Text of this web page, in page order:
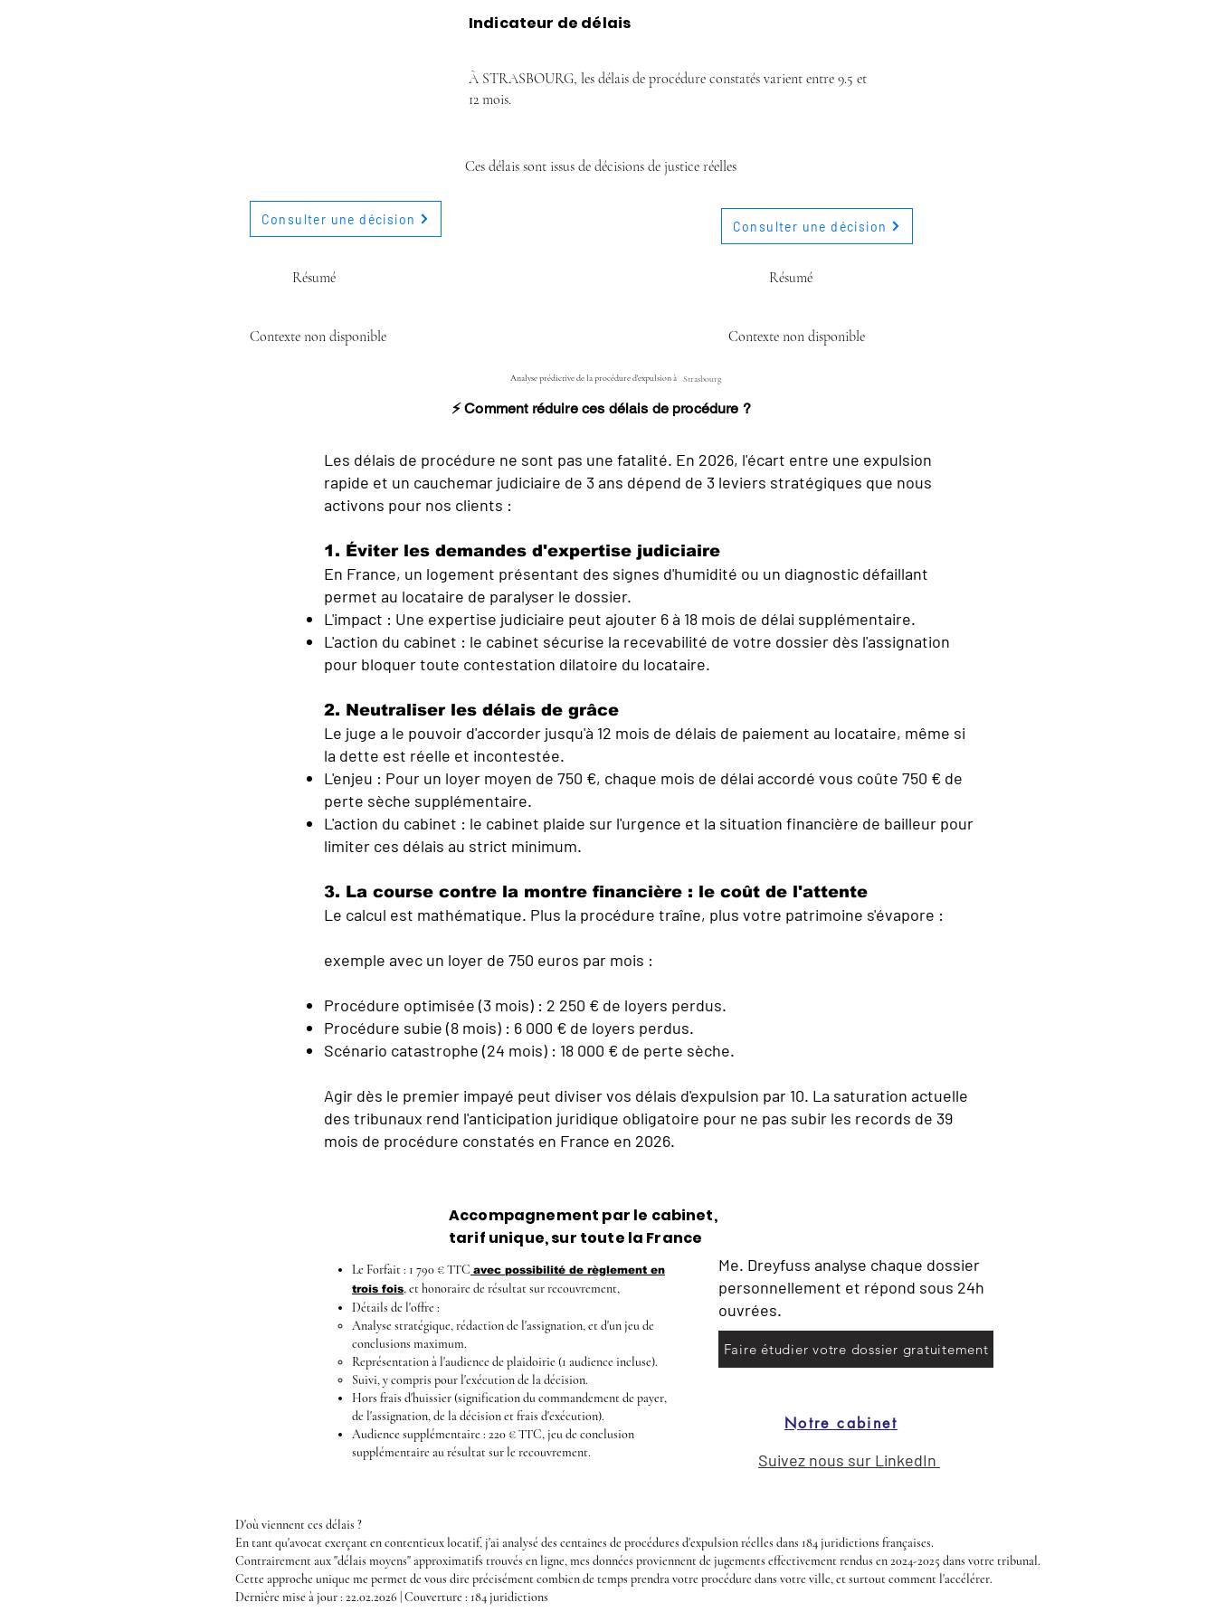
Indicateur de délais
À STRASBOURG, les délais de procédure constatés varient entre 9.5 et
12 mois.
Ces délais sont issus de décisions de justice réelles
Consulter une décision
Résumé
Consulter une décision
Résumé
Contexte non disponible Contexte non disponible
Analyse prédictive de la procédure d'expulsion à Strasbourg
⚡ Comment réduire ces délais de procédure ?
Les délais de procédure ne sont pas une fatalité. En 2026, l'écart entre une expulsion
rapide et un cauchemar judiciaire de 3 ans dépend de 3 leviers stratégiques que nous
activons pour nos clients :
1. Éviter les demandes d'expertise judiciaire
En France, un logement présentant des signes d'humidité ou un diagnostic défaillant
permet au locataire de paralyser le dossier.
L'impact : Une expertise judiciaire peut ajouter 6 à 18 mois de délai supplémentaire.
L'action du cabinet : le cabinet sécurise la recevabilité de votre dossier dès l'assignation
pour bloquer toute contestation dilatoire du locataire.
2. Neutraliser les délais de grâce
Le juge a le pouvoir d'accorder jusqu'à 12 mois de délais de paiement au locataire, même si
la dette est réelle et incontestée.
L'enjeu : Pour un loyer moyen de 750 €, chaque mois de délai accordé vous coûte 750 € de
perte sèche supplémentaire.
L'action du cabinet : le cabinet plaide sur l'urgence et la situation financière de bailleur pour
limiter ces délais au strict minimum.
3. La course contre la montre financière : le coût de l'attente
Le calcul est mathématique. Plus la procédure traîne, plus votre patrimoine s'évapore :
exemple avec un loyer de 750 euros par mois :
Procédure optimisée (3 mois) : 2 250 € de loyers perdus.
Procédure subie (8 mois) : 6 000 € de loyers perdus.
Scénario catastrophe (24 mois) : 18 000 € de perte sèche.
Agir dès le premier impayé peut diviser vos délais d'expulsion par 10. La saturation actuelle
des tribunaux rend l'anticipation juridique obligatoire pour ne pas subir les records de 39
mois de procédure constatés en France en 2026.
Accompagnement par le cabinet,
tarif unique, sur toute la France
Le Forfait : 1 790 € TTC avec possibilité de règlement en
trois fois, et honoraire de résultat sur recouvrement,
Détails de l'offre :
Analyse stratégique, rédaction de l'assignation, et d'un jeu de
conclusions maximum.
Représentation à l'audience de plaidoirie (1 audience incluse).
Suivi, y compris pour l'exécution de la décision.
Hors frais d'huissier (signification du commandement de payer,
de l'assignation, de la décision et frais d'exécution).
Audience supplémentaire : 220 € TTC, jeu de conclusion
supplémentaire au résultat sur le recouvrement.
Me. Dreyfuss analyse chaque dossier
personnellement et répond sous 24h
ouvrées.
Faire étudier votre dossier gratuitement
Notre cabinet
Suivez nous sur LinkedIn
D'où viennent ces délais ?
En tant qu'avocat exerçant en contentieux locatif, j'ai analysé des centaines de procédures d'expulsion réelles dans 184 juridictions françaises.
Contrairement aux "délais moyens" approximatifs trouvés en ligne, mes données proviennent de jugements effectivement rendus en 2024-2025 dans votre tribunal.
Cette approche unique me permet de vous dire précisément combien de temps prendra votre procédure dans votre ville, et surtout comment l'accélérer.
Dernière mise à jour : 22.02.2026 | Couverture : 184 juridictions